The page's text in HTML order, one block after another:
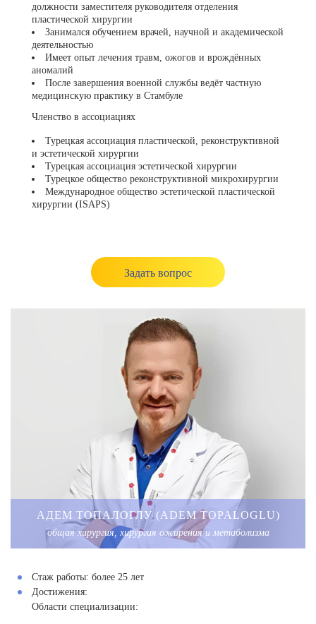
должности заместителя руководителя отделения
пластической хирургии
Занимался обучением врачей, научной и академической
деятельностью
Имеет опыт лечения травм, ожогов и врождённых
аномалий
После завершения военной службы ведёт частную
медицинскую практику в Стамбуле
Членство в ассоциациях
Турецкая ассоциация пластической, реконструктивной
и эстетической хирургии
Турецкая ассоциация эстетической хирургии
Турецкое общество реконструктивной микрохирургии
Международное общество эстетической пластической
хирургии (ISAPS)
Задать вопрос
АДЕМ ТОПАЛОГЛУ (ADEM TOPALOGLU)
общая хирургия, хирургия ожирения и метаболизма
Стаж работы: более 25 лет
Достижения:
Области специализации: